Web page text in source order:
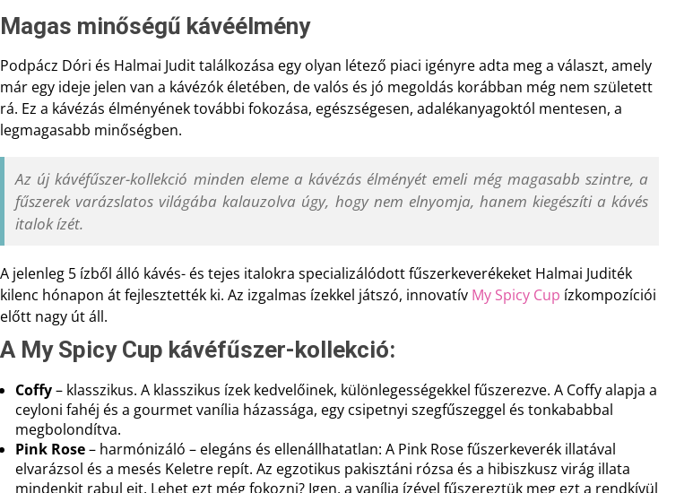
Magas minőségű kávéélmény
Podpácz Dóri és Halmai Judit találkozása egy olyan létező piaci igényre adta meg a választ, amely
már egy ideje jelen van a kávézók életében, de valós és jó megoldás korábban még nem született
rá. Ez a kávézás élményének további fokozása, egészségesen, adalékanyagoktól mentesen, a
legmagasabb minőségben.
Az új kávéfűszer-kollekció minden eleme a kávézás élményét emeli még magasabb szintre, a
fűszerek varázslatos világába kalauzolva úgy, hogy nem elnyomja, hanem kiegészíti a kávés
italok ízét.
A jelenleg 5 ízből álló kávés- és tejes italokra specializálódott fűszerkeverékeket Halmai Juditék
kilenc hónapon át fejlesztették ki. Az izgalmas ízekkel játszó, innovatív My Spicy Cup ízkompozíciói
előtt nagy út áll.
A My Spicy Cup kávéfűszer-kollekció:
Coffy– klasszikus. A klasszikus ízek kedvelőinek, különlegességekkel fűszerezve. A Coffy alapja a
ceyloni fahéj és a gourmet vanília házassága, egy csipetnyi szegfűszeggel és tonkababbal
megbolondítva.
Pink Rose– harmónizáló – elegáns és ellenállhatatlan: A Pink Rose fűszerkeverék illatával
elvarázsol és a mesés Keletre repít. Az egzotikus pakisztáni rózsa és a hibiszkusz virág illata
mindenkit rabul ejt. Lehet ezt még fokozni? Igen, a vanília ízével fűszereztük meg ezt a rendkívül